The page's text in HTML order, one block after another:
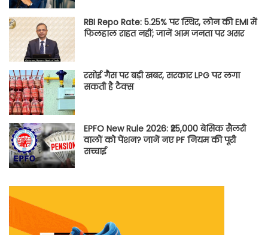
RBI Repo Rate: 5.25% पर स्थिर, लोन की EMI में
फिलहाल राहत नहीं; जानें आम जनता पर असर
रसोई गैस पर बड़ी खबर, सरकार LPG पर लगा
सकती है टैक्स
EPFO New Rule 2026: ₹25,000 बेसिक सैलरी
वालों को पेंशन? जानें नए PF नियम की पूरी
सच्चाई